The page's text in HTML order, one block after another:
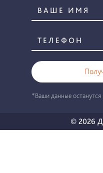
*Ваши данные останутся
© 2026